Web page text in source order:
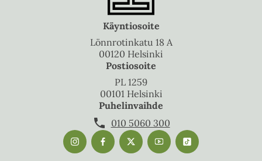
Käyntiosoite
Lönnrotinkatu 18 A
00120 Helsinki
Postiosoite
PL 1259
00101 Helsinki
Puhelinvaihde
010 5060 300